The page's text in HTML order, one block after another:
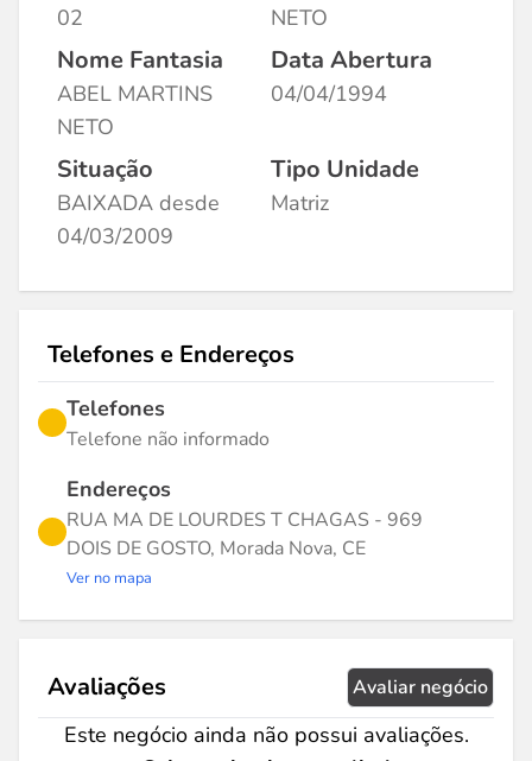
02
NETO
Nome Fantasia
ABEL MARTINS
NETO
Data Abertura
04/04/1994
Situação
BAIXADA desde
04/03/2009
Tipo Unidade
Matriz
Telefones e Endereços
Telefones
Telefone não informado
Endereços
RUA MA DE LOURDES T CHAGAS - 969
DOIS DE GOSTO, Morada Nova, CE
Ver no mapa
Avaliações Avaliar negócio
Este negócio ainda não possui avaliações.